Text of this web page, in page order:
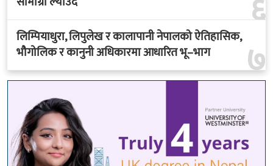
६
७
लिम्पियाधुरा, लिपुलेख र कालापानी नेपालको ऐतिहासिक,
भौगोलिक र कानुनी अधिकारमा आधारित भू–भाग